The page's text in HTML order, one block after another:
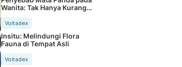
Wanita: Tak Hanya Kurang
Voltadex
Insitu: Melindungi Flora
Fauna di Tempat Asli
Voltadex